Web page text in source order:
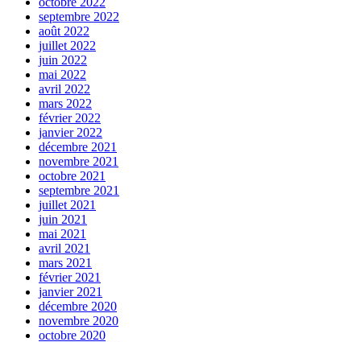
septembre 2022
août 2022
juillet 2022
juin 2022
mai 2022
avril 2022
mars 2022
février 2022
janvier 2022
décembre 2021
novembre 2021
octobre 2021
septembre 2021
juillet 2021
juin 2021
mai 2021
avril 2021
mars 2021
février 2021
janvier 2021
décembre 2020
novembre 2020
octobre 2020